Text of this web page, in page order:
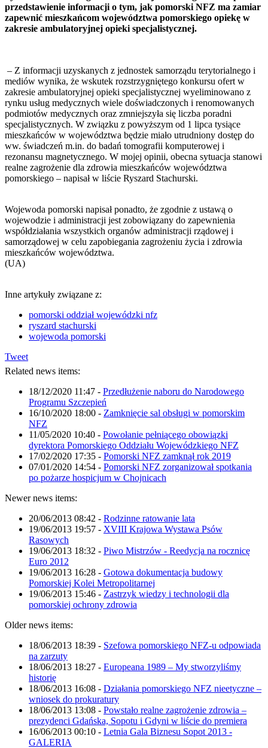
przedstawienie informacji o tym, jak pomorski NFZ ma zamiar
zapewnić mieszkańcom województwa pomorskiego opiekę w
zakresie ambulatoryjnej opieki specjalistycznej.
– Z informacji uzyskanych z jednostek samorządu terytorialnego i
mediów wynika, że wskutek rozstrzygniętego konkursu ofert w
zakresie ambulatoryjnej opieki specjalistycznej wyeliminowano z
rynku usług medycznych wiele doświadczonych i renomowanych
podmiotów medycznych oraz zmniejszyła się liczba poradni
specjalistycznych. W związku z powyższym od 1 lipca tysiące
mieszkańców w województwa będzie miało utrudniony dostęp do
ww. świadczeń m.in. do badań tomografii komputerowej i
rezonansu magnetycznego. W mojej opinii, obecna sytuacja stanowi
realne zagrożenie dla zdrowia mieszkańców województwa
pomorskiego – napisał w liście Ryszard Stachurski.
Wojewoda pomorski napisał ponadto, że zgodnie z ustawą o
wojewodzie i administracji jest zobowiązany do zapewnienia
współdziałania wszystkich organów administracji rządowej i
samorządowej w celu zapobiegania zagrożeniu życia i zdrowia
mieszkańców województwa.
(UA)
Inne artykuły związane z:
pomorski oddział wojewódzki nfz
ryszard stachurski
wojewoda pomorski
Tweet
Related news items:
18/12/2020 11:47 - Przedłużenie naboru do Narodowego
Programu Szczepień
16/10/2020 18:00 - Zamknięcie sal obsługi w pomorskim
NFZ
11/05/2020 10:40 - Powołanie pełniącego obowiązki
dyrektora Pomorskiego Oddziału Wojewódzkiego NFZ
17/02/2020 17:35 - Pomorski NFZ zamknął rok 2019
07/01/2020 14:54 - Pomorski NFZ zorganizował spotkania
po pożarze hospicjum w Chojnicach
Newer news items:
20/06/2013 08:42 - Rodzinne ratowanie lata
19/06/2013 19:57 - XVIII Krajowa Wystawa Psów
Rasowych
19/06/2013 18:32 - Piwo Mistrzów - Reedycja na rocznicę
Euro 2012
19/06/2013 16:28 - Gotowa dokumentacja budowy
Pomorskiej Kolei Metropolitarnej
19/06/2013 15:46 - Zastrzyk wiedzy i technologii dla
pomorskiej ochrony zdrowia
Older news items:
18/06/2013 18:39 - Szefowa pomorskiego NFZ-u odpowiada
na zarzuty
18/06/2013 18:27 - Europeana 1989 – My stworzyliśmy
historię
18/06/2013 16:08 - Działania pomorskiego NFZ nieetyczne –
wniosek do prokuratury
18/06/2013 13:08 - Powstało realne zagrożenie zdrowia –
prezydenci Gdańska, Sopotu i Gdyni w liście do premiera
16/06/2013 00:10 - Letnia Gala Biznesu Sopot 2013 -
GALERIA